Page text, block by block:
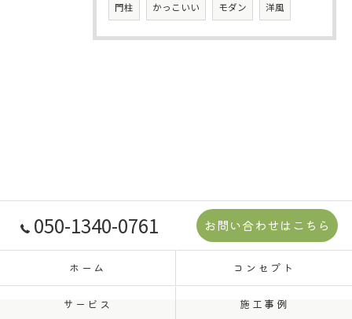
門柱 かっこいい モダン 洋風
050-1340-0761 お問い合わせはこちら
ホーム コンセプト
サービス 施工事例